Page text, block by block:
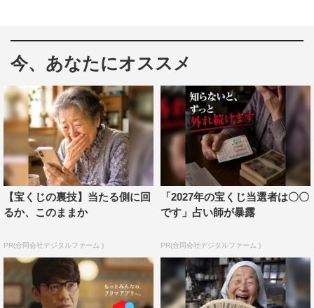
そんな高橋を起用したTVCM「なんだしＡＧＣ」シリーズ
の続編となる、本作の舞台は病院だ。高橋とＡＧＣ社員
が、ナースステーションに踊りながら登場する。そして、
今、あなたにオススメ
【宝くじの裏技】当たる側に回
るか、このままか
PR(合同会社デジタルファーム )
「2027年の宝くじ当選者は〇〇
です」占い師が暴露
PR(合同会社デジタルファーム )